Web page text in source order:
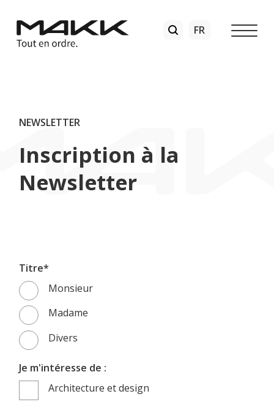
NEWSLETTER
Inscription à la
Newsletter
Titre*
Monsieur
Madame
Divers
Je m'intéresse de :
Architecture et design